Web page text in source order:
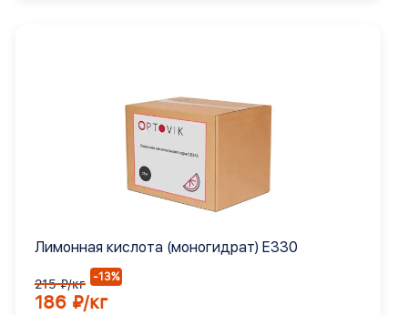
Лимонная кислота (моногидрат) Е330
215 ₽/кг -13%
186 ₽/кг